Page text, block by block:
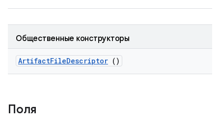
Общественные конструкторы
ArtifactFileDescriptor ()
Поля